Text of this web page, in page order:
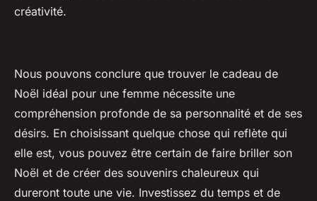
créativité.
Nous pouvons conclure que trouver le cadeau de
Noël idéal pour une femme nécessite une
compréhension profonde de sa personnalité et de ses
désirs. En choisissant quelque chose qui reflète qui
elle est, vous pouvez être certain de faire briller son
Noël et de créer des souvenirs chaleureux qui
dureront toute une vie. Investissez du temps et de